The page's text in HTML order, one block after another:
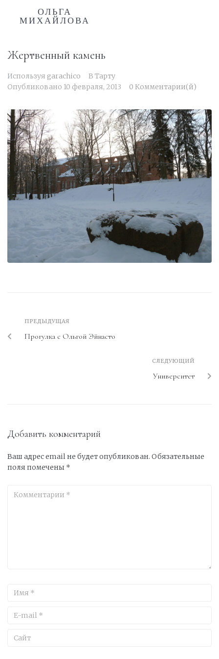
ОЛЬГА
МИХАЙЛОВА
Жертвенный камень
Используя garachico В Тарту
Опубликовано 10 февраля, 2013 0 Комментарии(й)
ПРЕДЫДУЩАЯ
Прогулка с Ольгой Эйнасто
СЛЕДУЮЩИЙ
Университет
Добавить комментарий
Ваш адрес email не будет опубликован. Обязательные
поля помечены *